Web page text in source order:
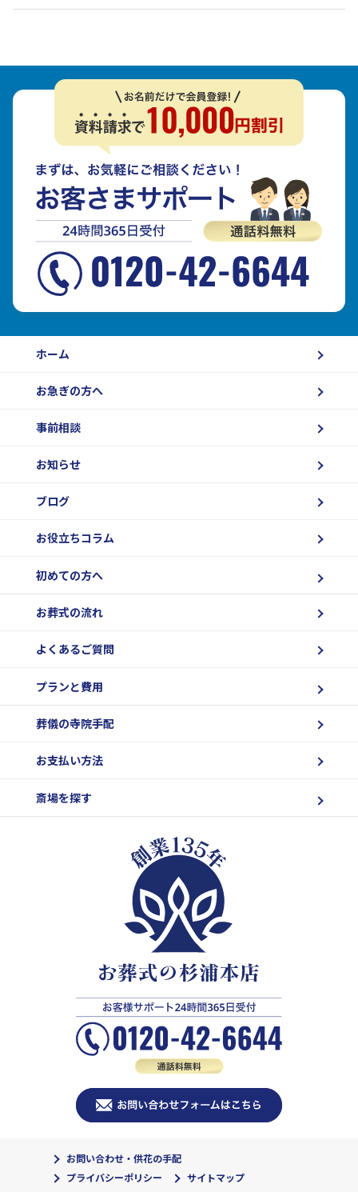
ホーム
お急ぎの方へ
事前相談
お知らせ
ブログ
お役立ちコラム
初めての方へ
お葬式の流れ
よくあるご質問
プランと費用
葬儀の寺院手配
お支払い方法
斎場を探す
お問い合わせ・供花の手配
プライバシーポリシー
サイトマップ